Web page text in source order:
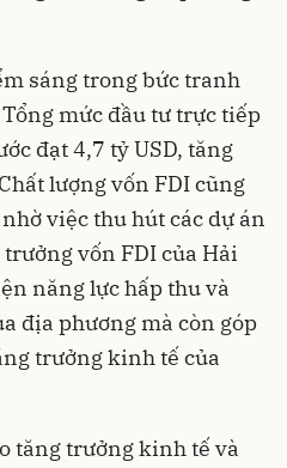
sáng trong bức tranh
mức đầu tư trực tiếp
đạt 4,7 tỷ USD, tăng
lượng vốn FDI cũng
việc thu hút các dự án
vốn FDI của Hải
năng lực hấp thu và
địa phương mà còn góp
trưởng kinh tế của
tăng trưởng kinh tế và